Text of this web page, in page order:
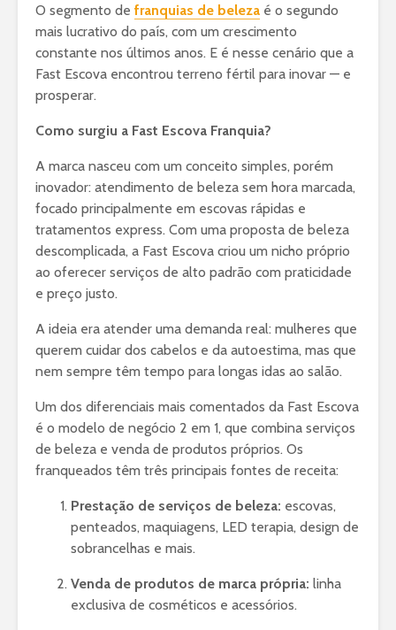
O segmento de franquias de beleza é o segundo
mais lucrativo do país, com um crescimento
constante nos últimos anos. E é nesse cenário que a
Fast Escova encontrou terreno fértil para inovar — e
prosperar.
Como surgiu a Fast Escova Franquia?
A marca nasceu com um conceito simples, porém
inovador: atendimento de beleza sem hora marcada,
focado principalmente em escovas rápidas e
tratamentos express. Com uma proposta de beleza
descomplicada, a Fast Escova criou um nicho próprio
ao oferecer serviços de alto padrão com praticidade
e preço justo.
A ideia era atender uma demanda real: mulheres que
querem cuidar dos cabelos e da autoestima, mas que
nem sempre têm tempo para longas idas ao salão.
Um dos diferenciais mais comentados da Fast Escova
é o modelo de negócio 2 em 1, que combina serviços
de beleza e venda de produtos próprios. Os
franqueados têm três principais fontes de receita:
Prestação de serviços de beleza: escovas,
penteados, maquiagens, LED terapia, design de
sobrancelhas e mais.
Venda de produtos de marca própria: linha
exclusiva de cosméticos e acessórios.